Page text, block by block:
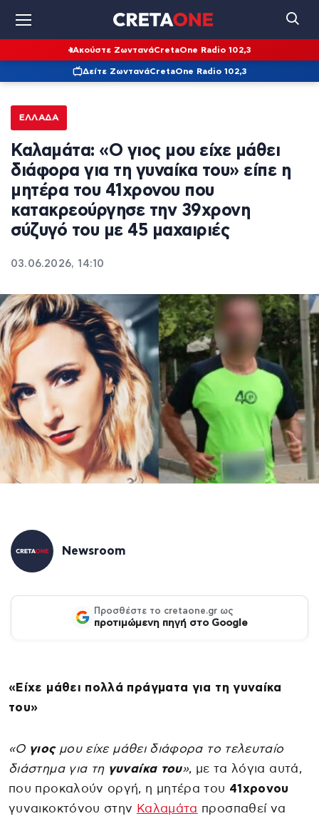
Ακούστε ΖωντανάCretaOne Radio 102,3
Δείτε ΖωντανάCretaOne Radio 102,3
ΕΛΛΆΔΑ
Καλαμάτα: «Ο γιος μου είχε μάθει
διάφορα για τη γυναίκα του» είπε η
μητέρα του 41χρονου που
κατακρεούργησε την 39χρονη
σύζυγό του με 45 μαχαιριές
03.06.2026, 14:10
Newsroom
Προσθέστε το cretaone.gr ως
προτιμώμενη πηγή στο Google
«Είχε μάθει πολλά πράγματα για τη γυναίκα
του»
«Ο γιοςμου είχε μάθει διάφορα το τελευταίο
διάστημα για τη γυναίκα του», με τα λόγια αυτά,
που προκαλούν οργή, η μητέρα του 41χρονου
γυναικοκτόνου στην Καλαμάτα προσπαθεί να